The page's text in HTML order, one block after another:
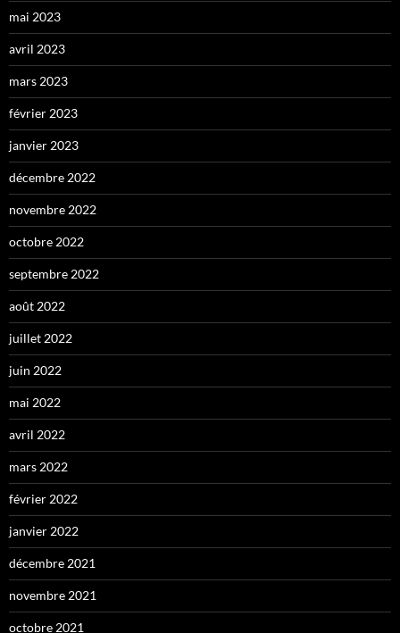
mai 2023
avril 2023
mars 2023
février 2023
janvier 2023
décembre 2022
novembre 2022
octobre 2022
septembre 2022
août 2022
juillet 2022
juin 2022
mai 2022
avril 2022
mars 2022
février 2022
janvier 2022
décembre 2021
novembre 2021
octobre 2021